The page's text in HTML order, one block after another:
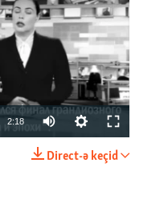
available
2:18
Direct-ə keçid